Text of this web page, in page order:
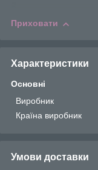
Приховати
Характеристики
Основні
Виробник
Країна виробник
Умови доставки